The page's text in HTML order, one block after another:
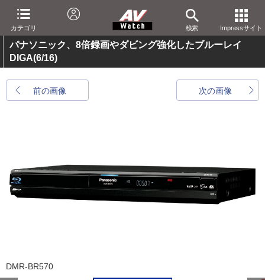
カテゴリ 検索 Impressサイト
パナソニック、8倍録画やダビング強化したブルーレイ
DIGA(6/16)
前の画像 次の画像
DMR-BR570